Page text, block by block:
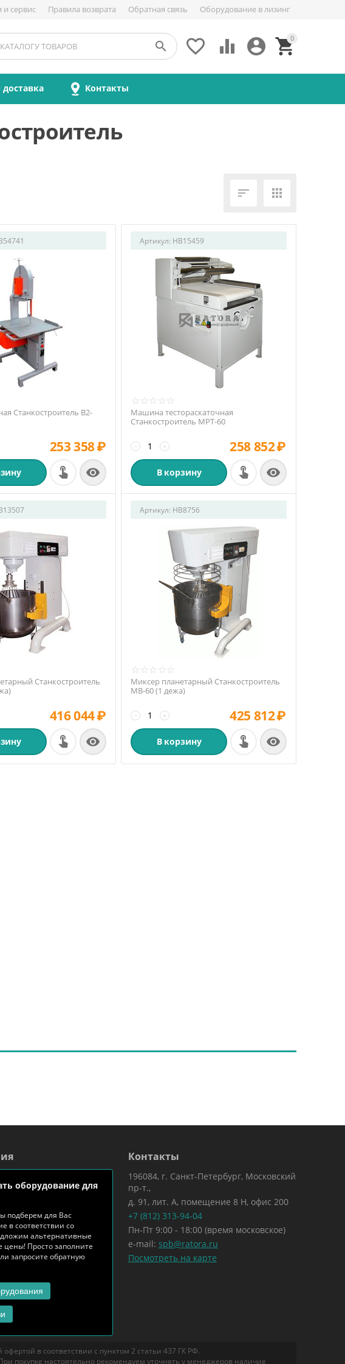
и сервис Правила возврата Обратная связь Оборудование в лизинг
0


 

Контакты
 
Станкостроитель В2-
253 358₽

Артикул: HB15459
Машина тестораскаточная
Станкостроитель МРТ-60
+
− 258 852₽
В корзину 
Станкостроитель
416 044₽

Артикул: HB8756
Миксер планетарный Станкостроитель
МВ-60 (1 дежа)
+
− 425 812₽
В корзину 
оборудование для
подберем для Вас
в соответствии со
альтернативные
Просто заполните
запросите обратную
Контакты
196084, г. Санкт-Петербург, Московский
пр-т.,
д. 91, лит. А, помещение 8 Н, офис 200
+7 (812) 313-94-04
Пн-Пт 9:00 - 18:00 (время московское)
e-mail: spb@ratora.ru
Посмотреть на карте
в соответствии с пунктом 2 статьи 437 ГК РФ.
покупке настоятельно рекомендуем уточнять у менеджеров наличие